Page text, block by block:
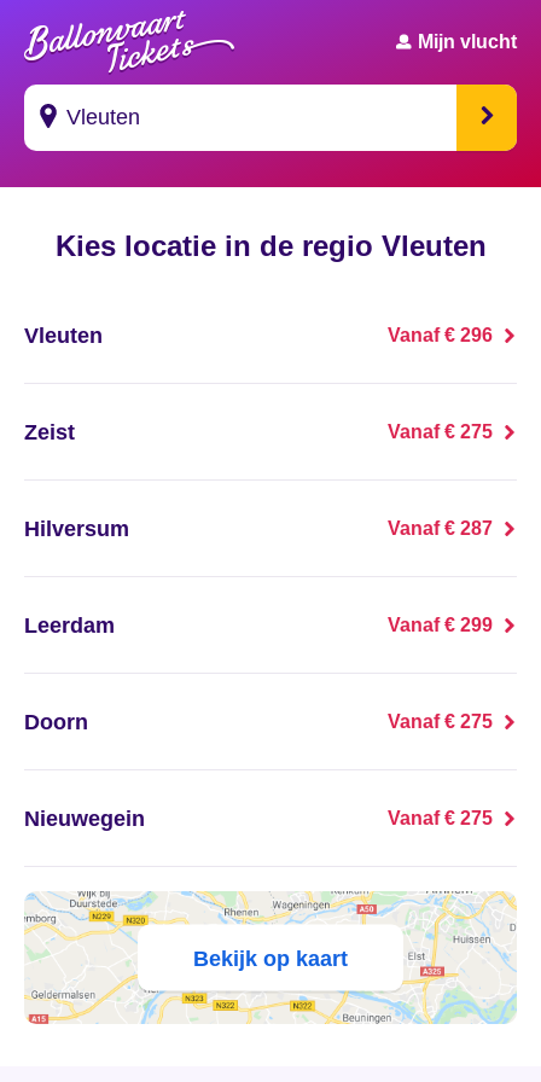
Mijn vlucht
Suggesties
's Gravendeel
's Gravenpolder
's Gravenzande
's Heerenberg
's Hertogenbosch
's-Graveland
't Goy
Kies locatie in de regio Vleuten
Vleuten Vanaf € 296
Zeist Vanaf € 275
Hilversum Vanaf € 287
Leerdam Vanaf € 299
Doorn Vanaf € 275
Nieuwegein Vanaf € 275
Bekijk op kaart